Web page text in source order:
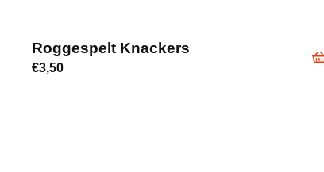
Roggespelt Knackers
€3,50